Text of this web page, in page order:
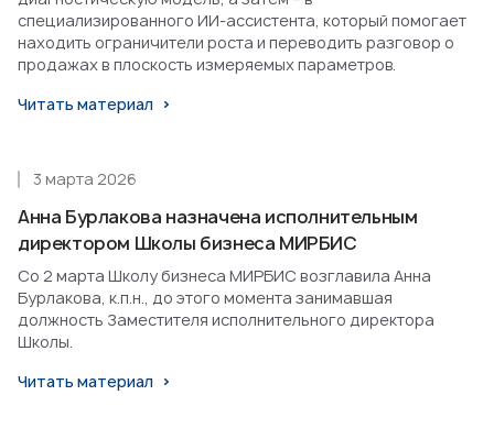
специализированного ИИ-ассистента, который помогает
находить ограничители роста и переводить разговор о
продажах в плоскость измеряемых параметров.
Читать материал
Анна Бурлакова назначена исполнительным
директором Школы бизнеса МИРБИС
3 марта 2026
Со 2 марта Школу бизнеса МИРБИС возглавила Анна
Бурлакова, к.п.н., до этого момента занимавшая
должность Заместителя исполнительного директора
Школы.
Читать материал